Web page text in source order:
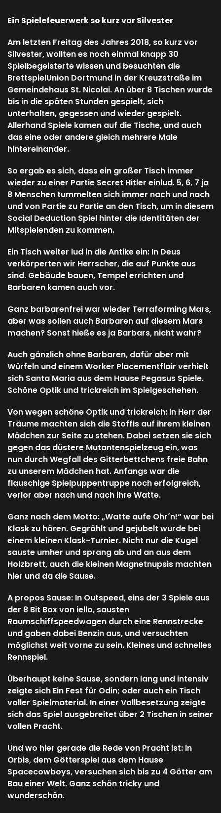
28.12.2018
Ein Spielefeuerwerk so kurz vor Silvester
Am letzten Freitag des Jahres 2018, so kurz vor
Silvester, wollten es noch einmal knapp 30
Spielbegeisterte wissen und besuchten die
BrettspielUnion Dortmund in der Kreuzstraße im
Gemeindehaus St. Nicolai. An über 8 Tischen wurde
bis in die späten Stunden gespielt, sich
unterhalten, gegessen und wieder gespielt.
Allerhand Spiele kamen auf die Tische, und auch
das eine oder andere gleich mehrere Male
hintereinander.
So ergab es sich, dass ein großer Tisch immer
wieder zu einer Partie Secret Hitler einlud. 5, 6, 7 ja
8 Menschen tummelten sich immer nach und nach
und von Partie zu Partie an den Tisch, um in diesem
Social Deduction Spiel hinter die Identitäten der
Mitspielenden zu kommen.
Ein Tisch weiter lud in die Antike ein: In Deus
verkörperten wir Herrscher, die auf Punkte aus
sind. Gebäude bauen, Tempel errichten und
Barbaren kamen auch vor.
Ganz barbarenfrei war wieder Terraforming Mars,
aber was sollen auch Barbaren auf diesem Mars
machen? Sonst hieße es ja Barbars, nicht wahr?
Auch gänzlich ohne Barbaren, dafür aber mit
Würfeln und einem Worker Placementflair verhielt
sich Santa Maria aus dem Hause Pegasus Spiele.
Schöne Optik und trickreich im Spielgeschehen.
Von wegen schöne Optik und trickreich: In Herr der
Träume machten sich die Stoffis auf ihrem kleinen
Mädchen zur Seite zu stehen. Dabei setzen sie sich
gegen das düstere Mutantenspielzeug ein, was
nun durch Wegfall des Gitterbettchens freie Bahn
zu unserem Mädchen hat. Anfangs war die
flauschige Spielpuppentruppe noch erfolgreich,
verlor aber nach und nach ihre Watte.
Ganz nach dem Motto: „Watte aufe Ohr´n!“ war bei
Klask zu hören. Gegröhlt und gejubelt wurde bei
einem kleinen Klask-Turnier. Nicht nur die Kugel
sauste umher und sprang ab und an aus dem
Holzbrett, auch die kleinen Magnetnupsis machten
hier und da die Sause.
A propos Sause: In Outspeed, eins der 3 Spiele aus
der 8 Bit Box von iello, sausten
Raumschiffspeedwagen durch eine Rennstrecke
und gaben dabei Benzin aus, und versuchten
möglichst weit vorne zu sein. Kleines und schnelles
Rennspiel.
Überhaupt keine Sause, sondern lang und intensiv
zeigte sich Ein Fest für Odin; oder auch ein Tisch
voller Spielmaterial. In einer Vollbesetzung zeigte
sich das Spiel ausgebreitet über 2 Tischen in seiner
vollen Pracht.
Und wo hier gerade die Rede von Pracht ist: In
Orbis, dem Götterspiel aus dem Hause
Spacecowboys, versuchen sich bis zu 4 Götter am
Bau einer Welt. Ganz schön tricky und
wunderschön.